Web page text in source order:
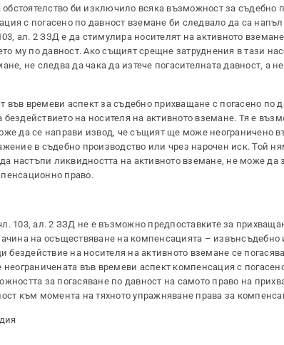
обстоятелство би изключило всяка възможност за съдебно
с погасено по давност вземане би следвало да са
ал. 2 ЗЗД е да стимулира носителят на активното
му по давност. Ако същият срещне затруднения в тази
не следва да чака да изтече погасителната давност, а
във времеви аспект за съдебно прихващане с погасено по
бездействието на носителя на активното вземане. Тя е
да се направи извод, че същият ще може неограничено
в съдебно производство или чрез нарочен иск. Той
настъпи ликвидността на активното вземане, не може да
право.
103, ал. 2 ЗЗД не е възможно предпоставките за
на осъществяване на компенсацията –
бездействие на носителя на активното вземане се
във времеви аспект компенсация с
за погасяване по давност на самото право на
към момента на тяхното упражняване права за